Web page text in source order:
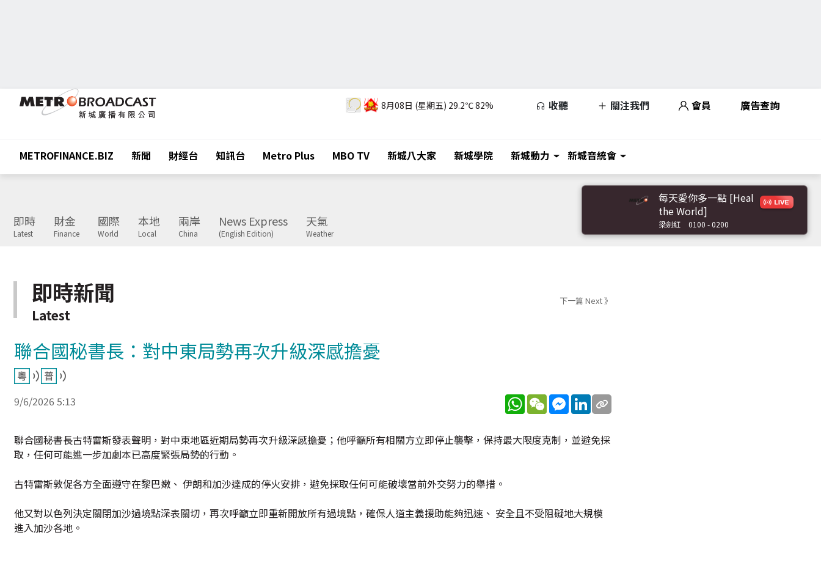
8月08日 (星期五) 29.2℃82% 收聽 關注我們 會員 廣告查詢
METROFINANCE.BIZ 新聞 財經台 知訊台 Metro Plus MBO TV 新城八大家 新城學院 新城動力 新城音統會
即時
Latest
財金
Finance
國際
World
本地
Local
兩岸
China
News Express
(English Edition)
天氣
Weather
每天愛你多一點 [Heal
the World]
梁劍紅 0100 - 0200
即時新聞
Latest
下一篇 Next 》
聯合國秘書長：對中東局勢再次升級深感擔憂
9/6/2026 5:13 WhatsApp
WeChatMessenger
LinkedIn
聯合國秘書長古特雷斯發表聲明，對中東地區近期局勢再次升級深感擔憂；他呼籲所有相關方立即停止襲擊，保持最大限度克制，並避免採
取，任何可能進一步加劇本已高度緊張局勢的行動。
古特雷斯敦促各方全面遵守在黎巴嫩、 伊朗和加沙達成的停火安排，避免採取任何可能破壞當前外交努力的舉措。
他又對以色列決定關閉加沙過境點深表關切，再次呼籲立即重新開放所有過境點，確保人道主義援助能夠迅速、 安全且不受阻礙地大規模
進入加沙各地。